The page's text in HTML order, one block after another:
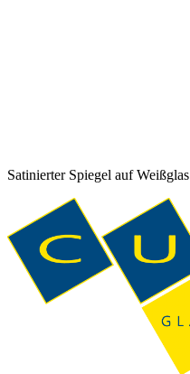
Satinierter Spiegel auf Weißglas